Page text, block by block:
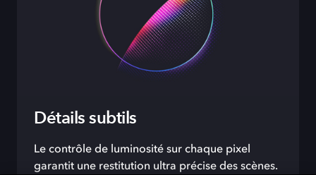
Détails subtils
Le contrôle de luminosité sur chaque pixel
garantit une restitution ultra précise des scènes.